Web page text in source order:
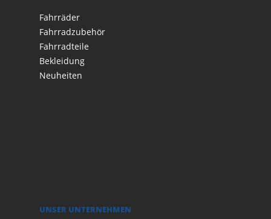
Fahrräder
Fahrradzubehör
Fahrradteile
Bekleidung
Neuheiten
UNSER UNTERNEHMEN